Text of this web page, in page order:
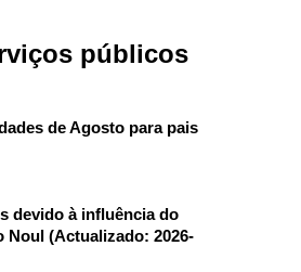
públicos
de Agosto para pais
devido à influência do
Noul (Actualizado: 2026-